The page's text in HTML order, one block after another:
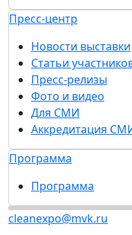
Пресс-центр
Новости выставки
Статьи
Пресс-релизы
Фото и видео
Для СМИ
Аккредитация
Программа
Программа
cleanexpo@mvk.ru